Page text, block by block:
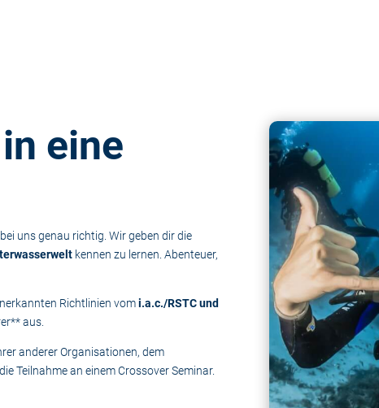
in eine
uns genau richtig. Wir geben dir die
kennen zu lernen. Abenteuer,
Richtlinien vomi.a.c./RSTC und
aus.
anderer Organisationen, dem
Teilnahme an einem Crossover Seminar.